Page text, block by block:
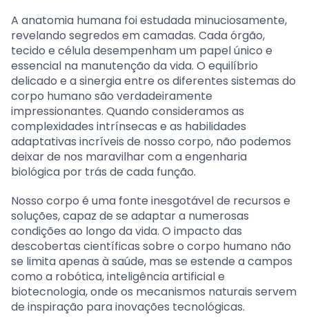
A anatomia humana foi estudada minuciosamente,
revelando segredos em camadas. Cada órgão,
tecido e célula desempenham um papel único e
essencial na manutenção da vida. O equilíbrio
delicado e a sinergia entre os diferentes sistemas do
corpo humano são verdadeiramente
impressionantes. Quando consideramos as
complexidades intrínsecas e as habilidades
adaptativas incríveis de nosso corpo, não podemos
deixar de nos maravilhar com a engenharia
biológica por trás de cada função.
Nosso corpo é uma fonte inesgotável de recursos e
soluções, capaz de se adaptar a numerosas
condições ao longo da vida. O impacto das
descobertas científicas sobre o corpo humano não
se limita apenas à saúde, mas se estende a campos
como a robótica, inteligência artificial e
biotecnologia, onde os mecanismos naturais servem
de inspiração para inovações tecnológicas.